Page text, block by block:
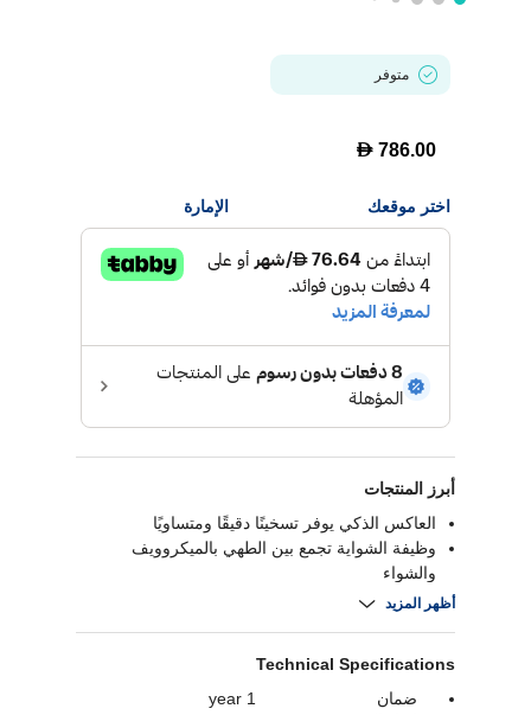
متوفر
D 786.00
اختر موقعك الإمارة
أبرز المنتجات
العاكس الذكي يوفر تسخينًا دقيقًا ومتساويًا
وظيفة الشواية تجمع بين الطهي بالميكروويف
والشواء
سعة 42 لترًا مناسبة لوجبات العائلة
أظهر المزيد
Technical Specifications
ضمان
1 year